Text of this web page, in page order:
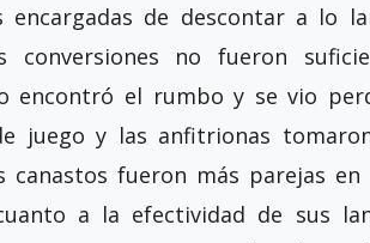
encargadas de descontar a lo
conversiones no fueron
encontró el rumbo y se vio
juego y las anfitrionas
canastos fueron más parejas
a la efectividad de sus